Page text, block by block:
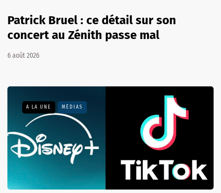
Patrick Bruel : ce détail sur son
concert au Zénith passe mal
6 août 2026
A LA UNE MÉDIAS